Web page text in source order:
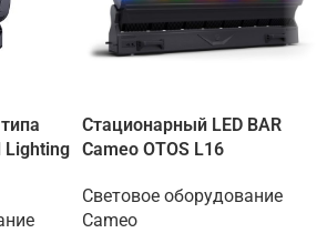
Lighting
Стационарный LED BAR
Cameo OTOS L16
Световое оборудование
Cameo